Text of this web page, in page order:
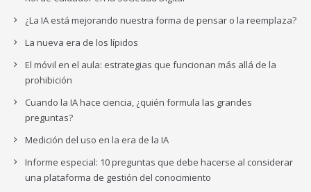
¿La IA está mejorando nuestra forma de pensar o la reemplaza?
La nueva era de los lípidos
El móvil en el aula: estrategias que funcionan más allá de la
prohibición
Cuando la IA hace ciencia, ¿quién formula las grandes
preguntas?
Medición del uso en la era de la IA
Informe especial: 10 preguntas que debe hacerse al considerar
una plataforma de gestión del conocimiento